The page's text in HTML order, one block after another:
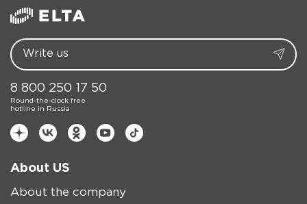
8 800 250 17 50
Round-the-clock free
hotline in Russia
About US
About the company